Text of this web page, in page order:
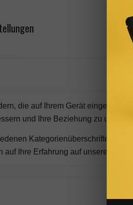
die auf Ihrem Gerät eingestellt
und Ihre Beziehung zu
Kategorienüberschriften,
auf Ihre Erfahrung auf unseren